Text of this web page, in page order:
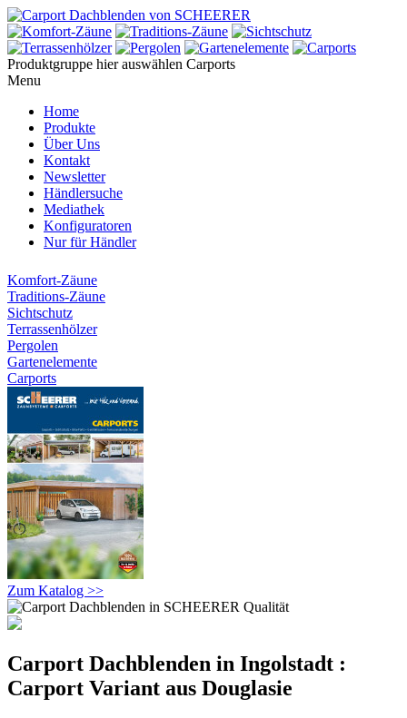
Produktgruppe hier auswählen Carports
Menu
Home
Produkte
Über Uns
Kontakt
Newsletter
Händlersuche
Mediathek
Konfiguratoren
Nur für Händler
Komfort-Zäune
Traditions-Zäune
Sichtschutz
Terrassenhölzer
Pergolen
Gartenelemente
Carports
Zum Katalog >>
Carport Dachblenden in Ingolstadt :
Carport Variant aus Douglasie